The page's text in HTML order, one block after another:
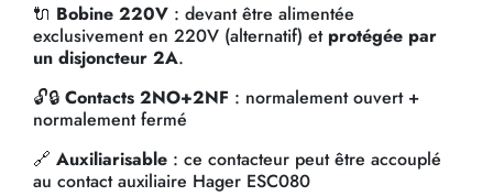
🔌 Bobine 220V : devant être alimentée
exclusivement en 220V (alternatif) et protégée par
un disjoncteur 2A.
🔓🔒 Contacts 2NO+2NF : normalement ouvert +
normalement fermé
🔗 Auxiliarisable : ce contacteur peut être accouplé
au contact auxiliaire Hager ESC080